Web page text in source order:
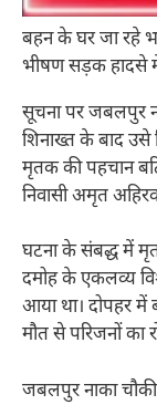
बहन के घर जा रहे
भीषण सड़क हादसे
सूचना पर जबलपुर
शिनाख्त के बाद
मृतक की पहचान
निवासी अमृत
घटना के संबद्ध में
दमोह के एकलव्य
आया था। दोपहर में
मौत से परिजनों का
जबलपुर नाका चौकी